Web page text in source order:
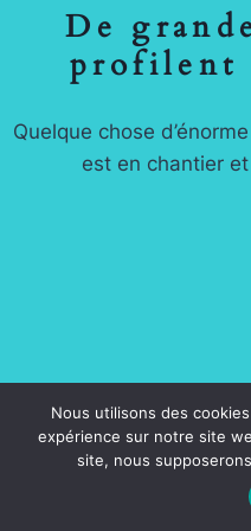
De
profilent
Quelque chose
est en chantier
© 2026 BECKY'S
Légales -
Nous utilisons des
expérience sur notre site
site, nous